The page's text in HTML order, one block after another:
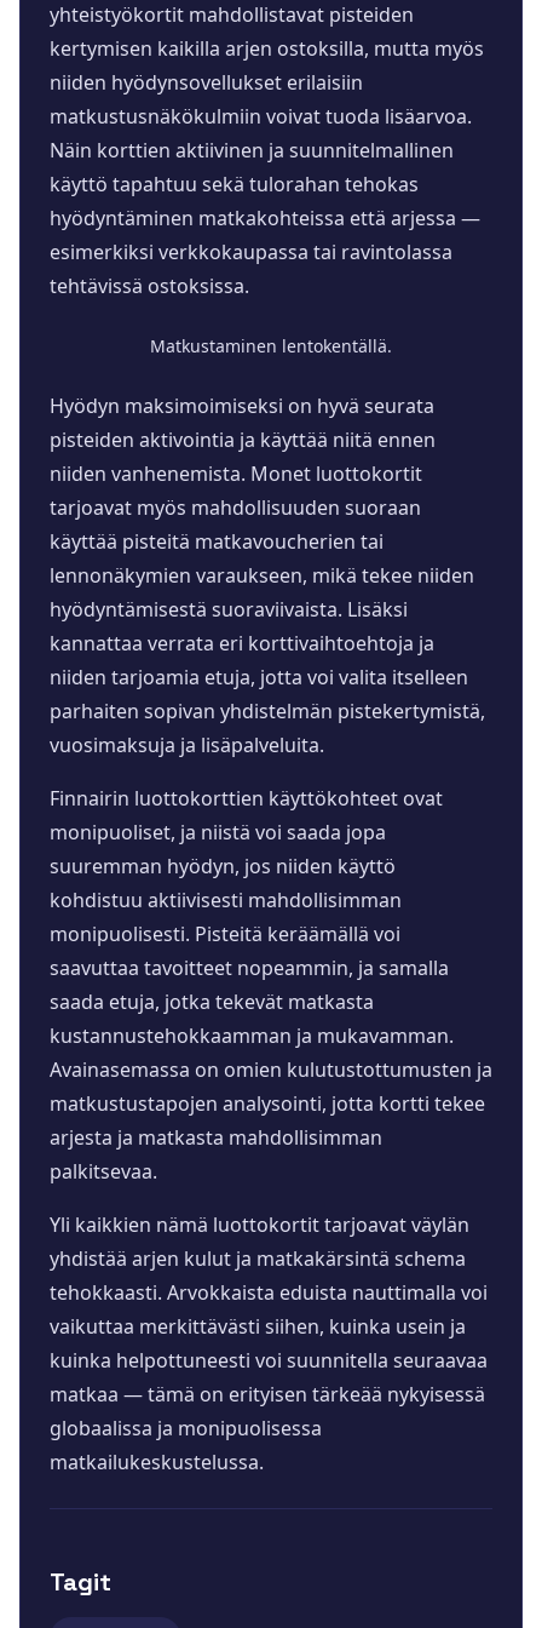
yhteistyökortit mahdollistavat pisteiden
kertymisen kaikilla arjen ostoksilla, mutta myös
niiden hyödynsovellukset erilaisiin
matkustusnäkökulmiin voivat tuoda lisäarvoa.
Näin korttien aktiivinen ja suunnitelmallinen
käyttö tapahtuu sekä tulorahan tehokas
hyödyntäminen matkakohteissa että arjessa —
esimerkiksi verkkokaupassa tai ravintolassa
tehtävissä ostoksissa.
Matkustaminen lentokentällä.
Hyödyn maksimoimiseksi on hyvä seurata
pisteiden aktivointia ja käyttää niitä ennen
niiden vanhenemista. Monet luottokortit
tarjoavat myös mahdollisuuden suoraan
käyttää pisteitä matkavoucherien tai
lennonäkymien varaukseen, mikä tekee niiden
hyödyntämisestä suoraviivaista. Lisäksi
kannattaa verrata eri korttivaihtoehtoja ja
niiden tarjoamia etuja, jotta voi valita itselleen
parhaiten sopivan yhdistelmän pistekertymistä,
vuosimaksuja ja lisäpalveluita.
Finnairin luottokorttien käyttökohteet ovat
monipuoliset, ja niistä voi saada jopa
suuremman hyödyn, jos niiden käyttö
kohdistuu aktiivisesti mahdollisimman
monipuolisesti. Pisteitä keräämällä voi
saavuttaa tavoitteet nopeammin, ja samalla
saada etuja, jotka tekevät matkasta
kustannustehokkaamman ja mukavamman.
Avainasemassa on omien kulutustottumusten ja
matkustustapojen analysointi, jotta kortti tekee
arjesta ja matkasta mahdollisimman
palkitsevaa.
Yli kaikkien nämä luottokortit tarjoavat väylän
yhdistää arjen kulut ja matkakärsintä schema
tehokkaasti. Arvokkaista eduista nauttimalla voi
vaikuttaa merkittävästi siihen, kuinka usein ja
kuinka helpottuneesti voi suunnitella seuraavaa
matkaa — tämä on erityisen tärkeää nykyisessä
globaalissa ja monipuolisessa
matkailukeskustelussa.
Tagit